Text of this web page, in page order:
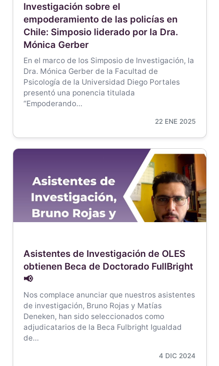
Investigación sobre el
empoderamiento de las policías en
Chile: Simposio liderado por la Dra.
Mónica Gerber
En el marco de los Simposio de Investigación, la
Dra. Mónica Gerber de la Facultad de
Psicología de la Universidad Diego Portales
presentó una ponencia titulada
“Empoderando…
22 ENE 2025
Asistentes de Investigación de OLES
obtienen Beca de Doctorado FullBright
📢
Nos complace anunciar que nuestros asistentes
de investigación, Bruno Rojas y Matías
Deneken, han sido seleccionados como
adjudicatarios de la Beca Fulbright Igualdad
de…
4 DIC 2024